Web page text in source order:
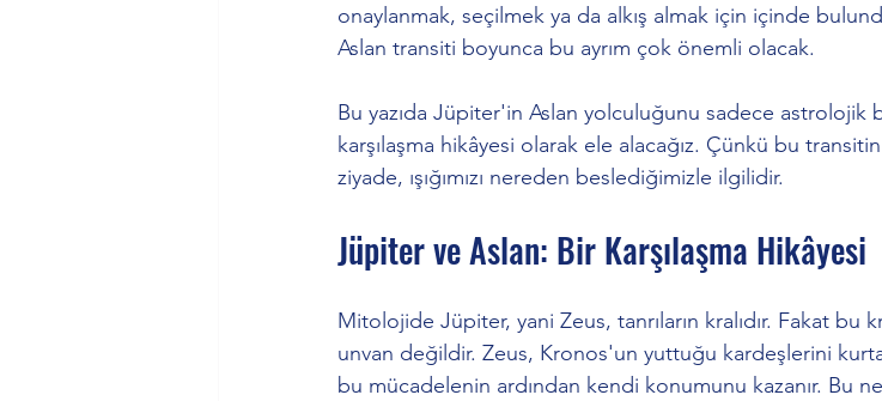
onaylanmak, seçilmek ya da alkış almak için içinde
Aslan transiti boyunca bu ayrım çok önemli olacak.
Bu yazıda Jüpiter'in Aslan yolculuğunu sadece astrolojik
karşılaşma hikâyesi olarak ele alacağız. Çünkü bu
ziyade, ışığımızı nereden beslediğimizle ilgilidir.
Jüpiter ve Aslan: Bir Karşılaşma Hikâyesi
Mitolojide Jüpiter, yani Zeus, tanrıların kralıdır. Fakat bu
unvan değildir. Zeus, Kronos'un yuttuğu kardeşlerini
bu mücadelenin ardından kendi konumunu kazanır. Bu